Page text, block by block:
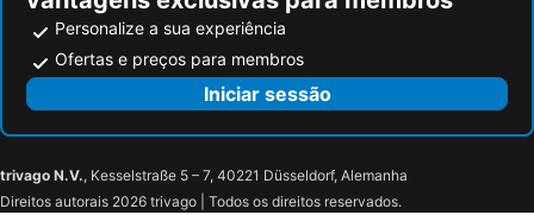
Personalize a sua experiência
Ofertas e preços para membros
Iniciar sessão
trivago N.V., Kesselstraße 5 – 7, 40221 Düsseldorf, Alemanha
Direitos autorais 2026 trivago | Todos os direitos reservados.